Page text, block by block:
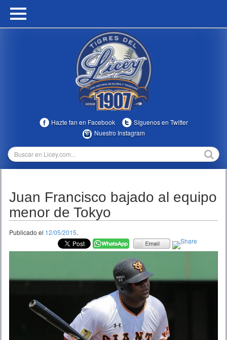
HOME
MULTIMEDIA
TEMPORADAS
Hazte fan en Facebook
Síguenos en Twitter
Nuestro Instagram
Juan Francisco bajado al equipo
menor de Tokyo
Publicado el 12/05/2015.